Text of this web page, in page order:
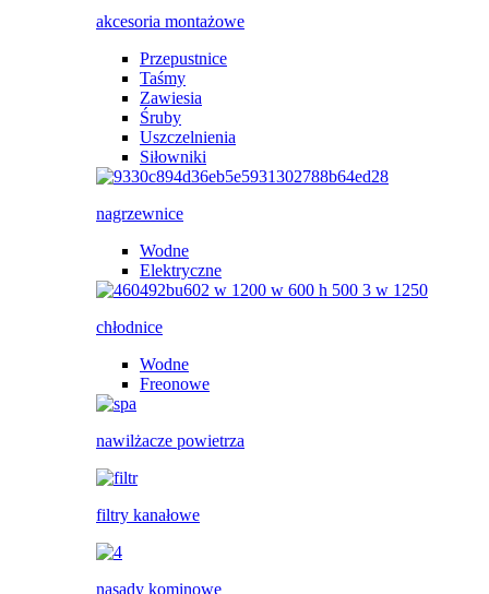
akcesoria montażowe
Przepustnice
Taśmy
Zawiesia
Śruby
Uszczelnienia
Siłowniki
nagrzewnice
Wodne
Elektryczne
chłodnice
Wodne
Freonowe
nawilżacze powietrza
filtry kanałowe
nasady kominowe